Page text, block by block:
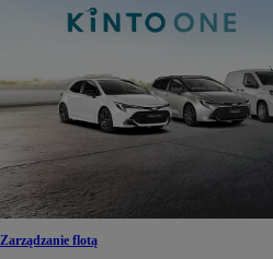
Zarządzanie flotą